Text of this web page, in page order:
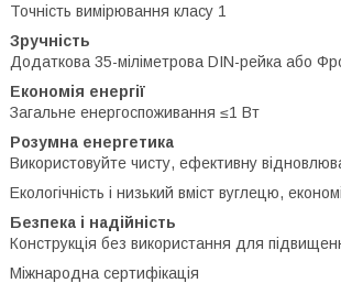
Точність вимірювання класу 1
Зручність
Додаткова 35-міліметрова DIN-рейка або
Економія енергії
Загальне енергоспоживання ≤1 Вт
Розумна енергетика
Використовуйте чисту, ефективну
Екологічність і низький вміст вуглецю,
Безпека і надійність
Конструкція без використання для
Міжнародна сертифікація